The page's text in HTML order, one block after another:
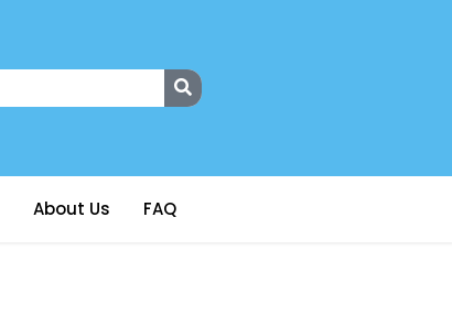
About Us FAQ